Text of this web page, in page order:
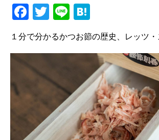
F
a
c
e
b
o
k
T
w
it
te
r
Li
n
e
at
e
n
a
１分で分かるかつお節の歴史、レッツ・